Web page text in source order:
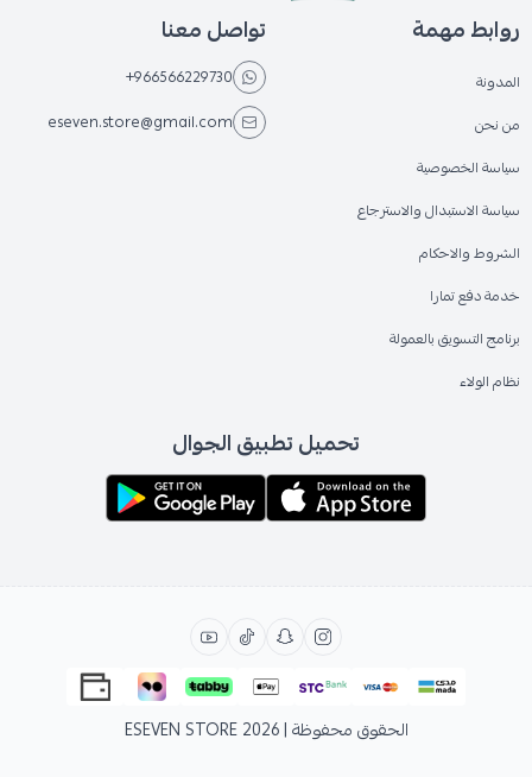
روابط مهمة
المدونة
من نحن
سياسة الخصوصية
سياسة الاستبدال والاسترجاع
الشروط والاحكام
خدمة دفع تمارا
برنامج التسويق بالعمولة
نظام الولاء
تواصل معنا
+966566229730
eseven.store@gmail.com
تحميل تطبيق الجوال
الحقوق محفوظة | 2026 ESEVEN STORE